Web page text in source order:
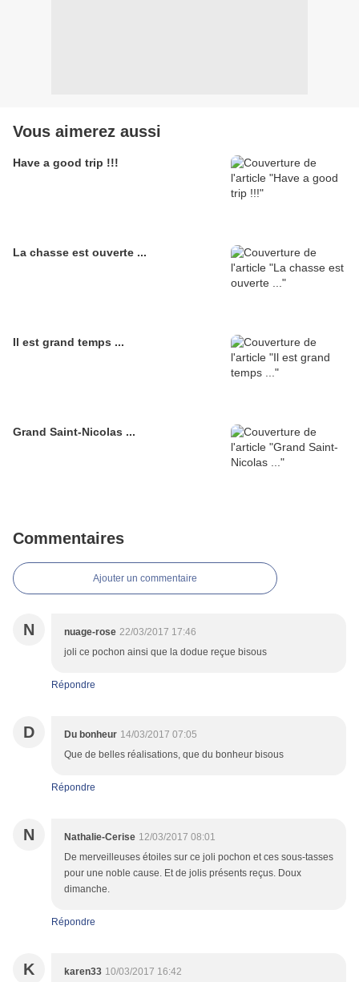
Vous aimerez aussi
Have a good trip !!!
La chasse est ouverte ...
Il est grand temps ...
Grand Saint-Nicolas ...
Commentaires
Ajouter un commentaire
N nuage-rose 22/03/2017 17:46
joli ce pochon ainsi que la dodue reçue bisous
Répondre
D Du bonheur 14/03/2017 07:05
Que de belles réalisations, que du bonheur bisous
Répondre
N Nathalie-Cerise 12/03/2017 08:01
De merveilleuses étoiles sur ce joli pochon et ces sous-tasses
pour une noble cause. Et de jolis présents reçus. Doux
dimanche.
Répondre
K karen33 10/03/2017 16:42